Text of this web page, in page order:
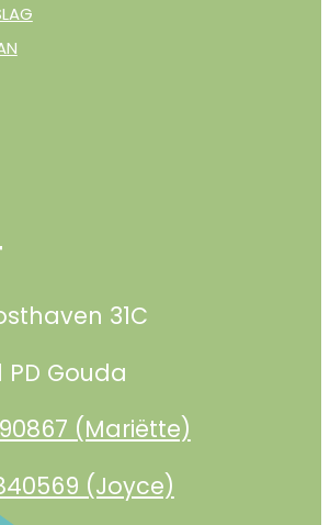
31C
PD Gouda
(Mariëtte)
(Joyce)